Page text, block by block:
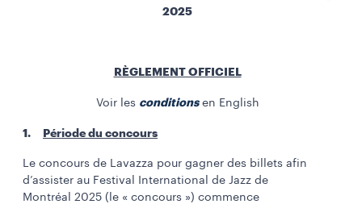
2025
RÈGLEMENT OFFICIEL
Voir les conditionsen English
1. Période du concours
Le concours de Lavazza pour gagner des billets afin
d’assister au Festival International de Jazz de
Montréal 2025 (le « concours ») commence